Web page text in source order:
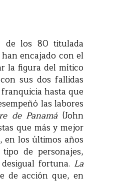
de los 80 titulada
encajado con el
la figura del mítico
sus dos fallidas
hasta que
las labores
de Panamá (John
que más y mejor
en los últimos años
de personajes,
fortuna. La
de acción que, en